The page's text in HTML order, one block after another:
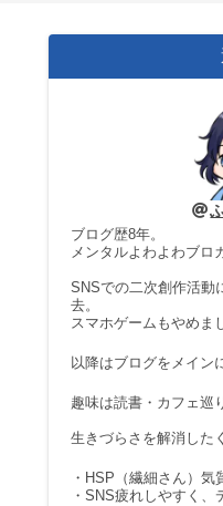
ブログ歴8年。
メンタルよわよわブロ
SNSでの二次創作活動
去。
スマホゲームもやめま
以降はブログをメイン
趣味は読書・カフェ巡
生きづらさを解消した
・HSP（繊細さん）気
・SNS疲れしやすく